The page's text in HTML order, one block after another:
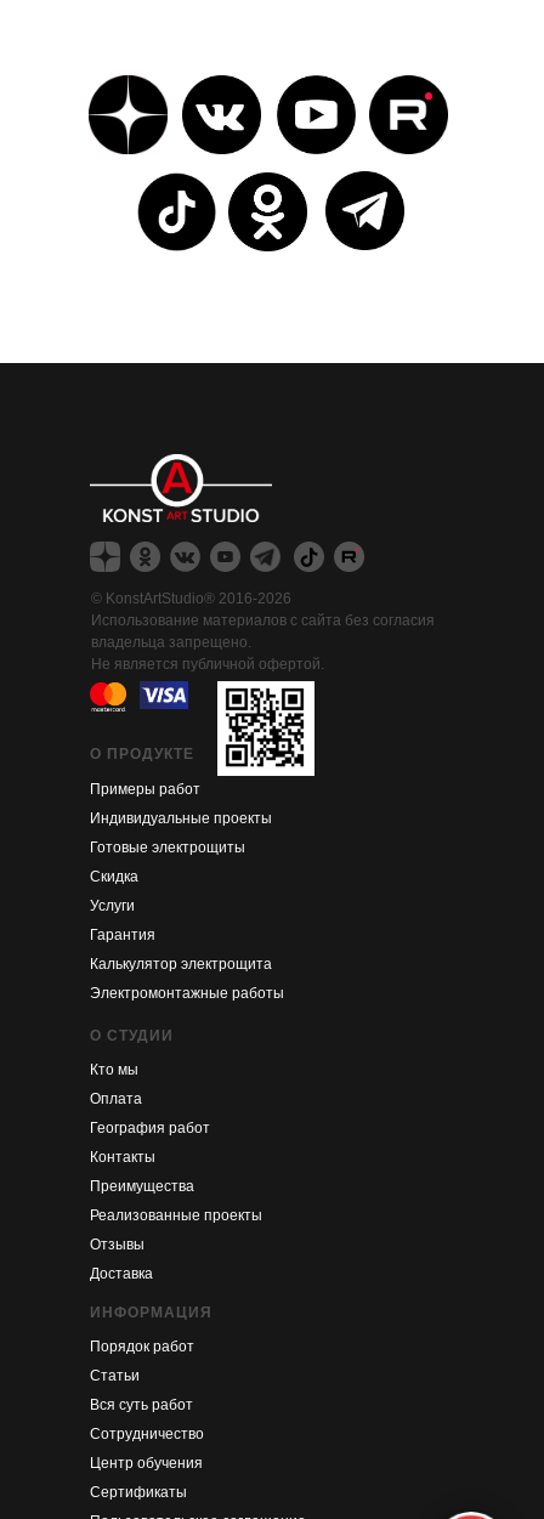
О ПРОДУКТЕ
Примеры работ
Индивидуальные проекты
Готовые электрощиты
Скидка
Услуги
Гарантия
Калькулятор электрощита
Электромонтажные работы
О СТУДИИ
Кто мы
Оплата
География работ
Контакты
Преимущества
Реализованные проекты
Отзывы
Доставка
ИНФОРМАЦИЯ
Порядок работ
Статьи
Вся суть работ
Сотрудничество
Центр обучения
Сертификаты
© KonstArtStudio® 2016-2026
Использование материалов с сайта без согласия
владельца запрещено.
Не является публичной офертой.